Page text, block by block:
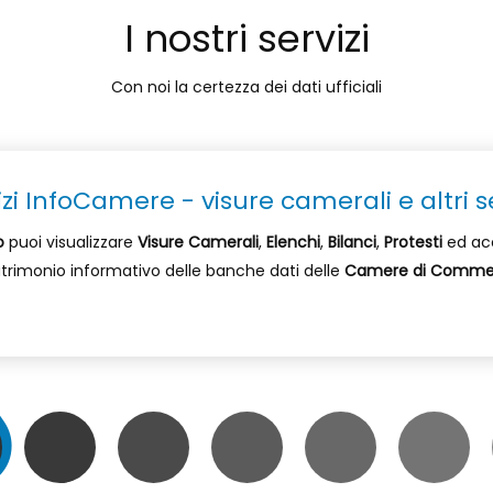
I nostri servizi
Con noi la certezza dei dati ufficiali
InfoCamere - visure camerali e altri
puoi visualizzare Visure Camerali, Elenchi, Bilanci, Protesti ed
informativo delle banche dati delle Camere di